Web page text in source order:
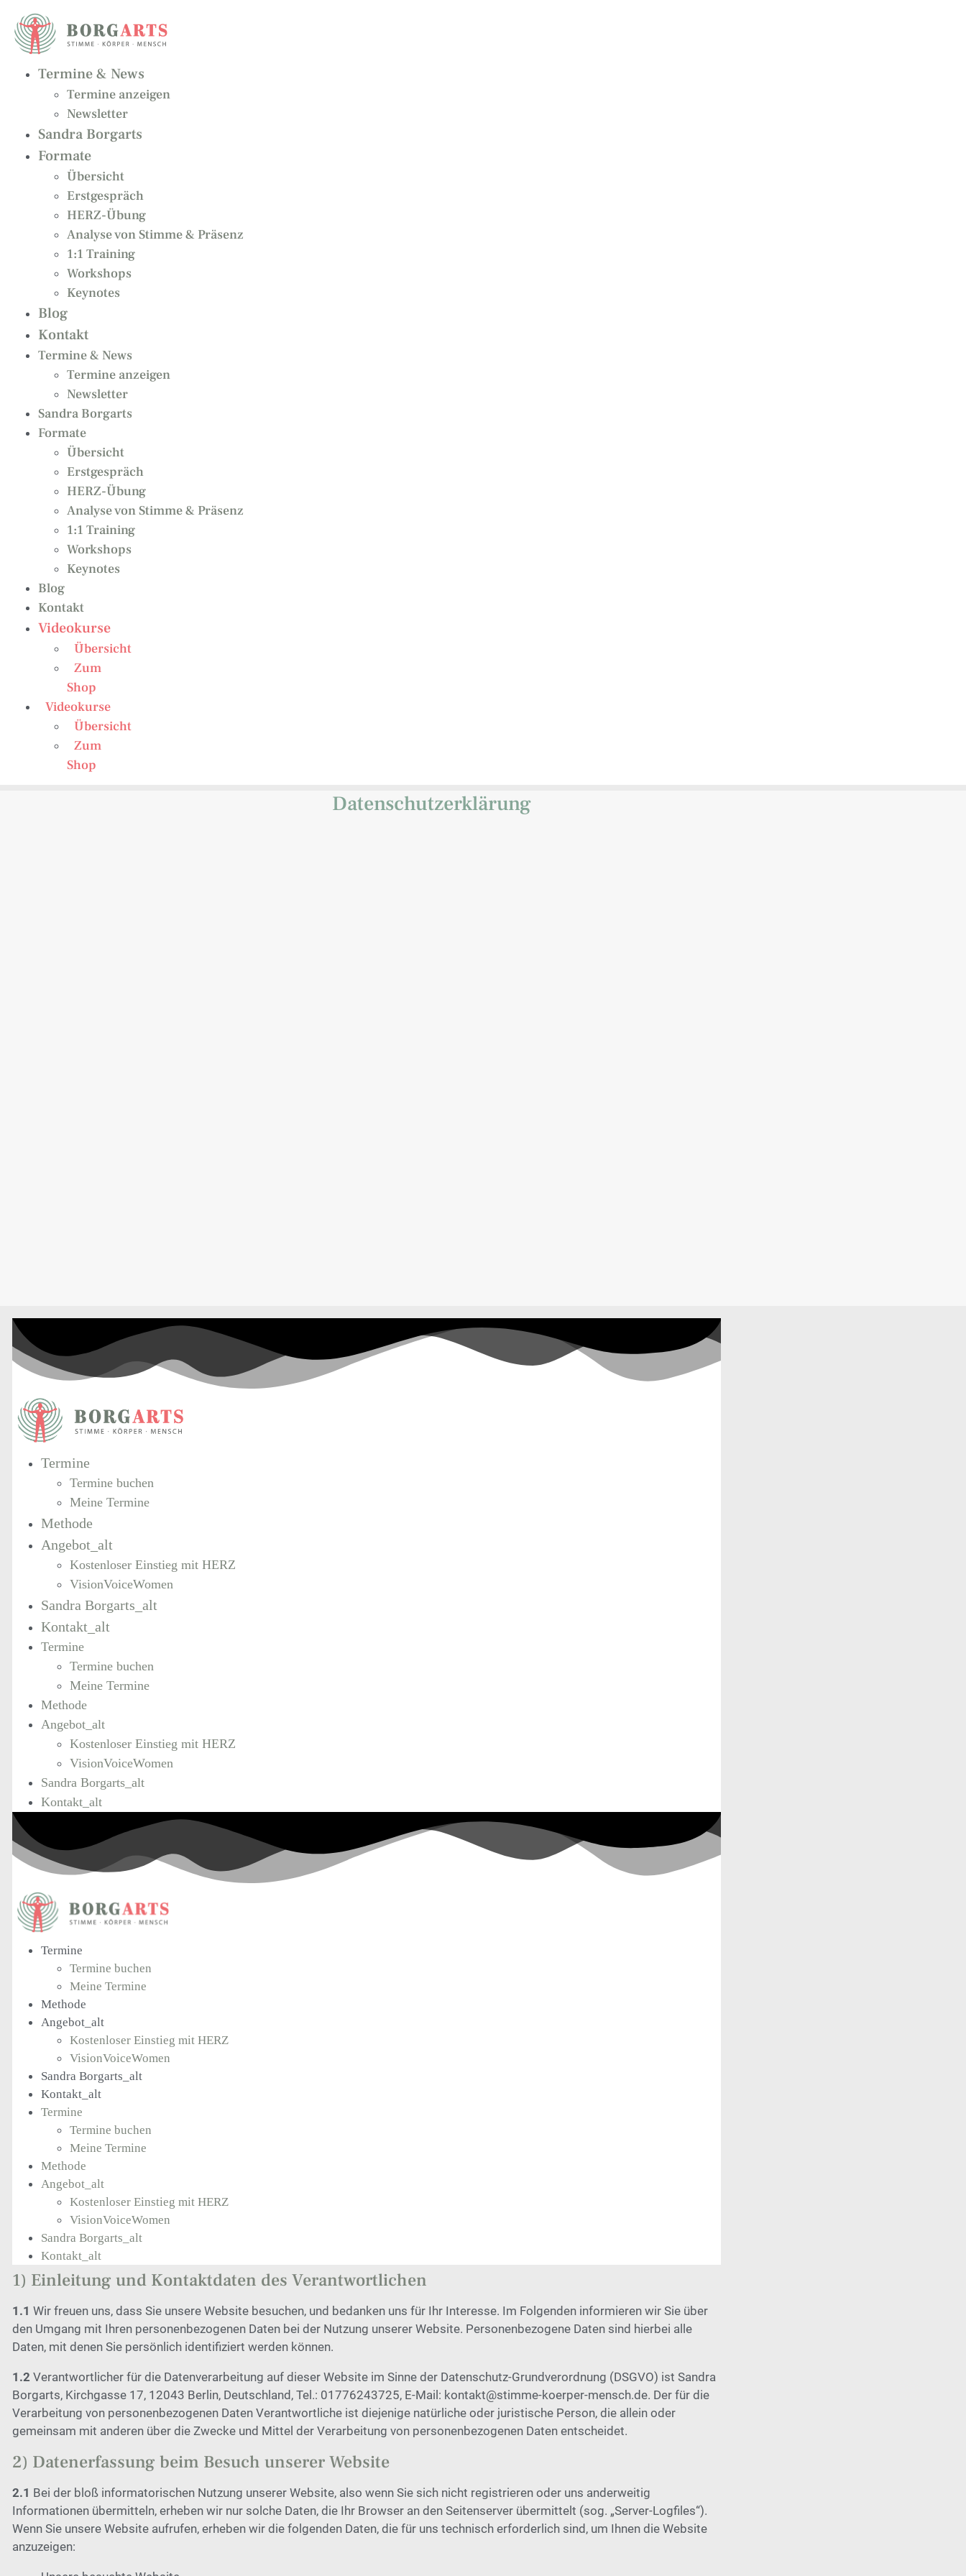
Inhalt
springen
Termine & News
Termine anzeigen
Newsletter
Sandra Borgarts
Formate
Übersicht
Erstgespräch
HERZ-Übung
Analyse von Stimme & Präsenz
1:1 Training
Workshops
Keynotes
Blog
Kontakt
Termine & News
Termine anzeigen
Newsletter
Sandra Borgarts
Formate
Übersicht
Erstgespräch
HERZ-Übung
Analyse von Stimme & Präsenz
1:1 Training
Workshops
Keynotes
Blog
Kontakt
Videokurse
Übersicht
Zum
Shop
Videokurse
Übersicht
Zum
Shop
Datenschutzerklärung
Termine
Termine buchen
Meine Termine
Methode
Angebot_alt
Kostenloser Einstieg mit HERZ
VisionVoiceWomen
Sandra Borgarts_alt
Kontakt_alt
Termine
Termine buchen
Meine Termine
Methode
Angebot_alt
Kostenloser Einstieg mit HERZ
VisionVoiceWomen
Sandra Borgarts_alt
Kontakt_alt
Termine
Termine buchen
Meine Termine
Methode
Angebot_alt
Kostenloser Einstieg mit HERZ
VisionVoiceWomen
Sandra Borgarts_alt
Kontakt_alt
Termine
Termine buchen
Meine Termine
Methode
Angebot_alt
Kostenloser Einstieg mit HERZ
VisionVoiceWomen
Sandra Borgarts_alt
Kontakt_alt
1) Einleitung und Kontaktdaten des Verantwortlichen
1.1 Wir freuen uns, dass Sie unsere Website besuchen, und bedanken uns für Ihr Interesse. Im Folgenden informieren wir Sie über
den Umgang mit Ihren personenbezogenen Daten bei der Nutzung unserer Website. Personenbezogene Daten sind hierbei alle
Daten, mit denen Sie persönlich identifiziert werden können.
1.2 Verantwortlicher für die Datenverarbeitung auf dieser Website im Sinne der Datenschutz-Grundverordnung (DSGVO) ist Sandra
Borgarts, Kirchgasse 17, 12043 Berlin, Deutschland, Tel.: 01776243725, E-Mail: kontakt@stimme-koerper-mensch.de. Der für die
Verarbeitung von personenbezogenen Daten Verantwortliche ist diejenige natürliche oder juristische Person, die allein oder
gemeinsam mit anderen über die Zwecke und Mittel der Verarbeitung von personenbezogenen Daten entscheidet.
2) Datenerfassung beim Besuch unserer Website
2.1 Bei der bloß informatorischen Nutzung unserer Website, also wenn Sie sich nicht registrieren oder uns anderweitig
Informationen übermitteln, erheben wir nur solche Daten, die Ihr Browser an den Seitenserver übermittelt (sog. „Server-Logfiles“).
Wenn Sie unsere Website aufrufen, erheben wir die folgenden Daten, die für uns technisch erforderlich sind, um Ihnen die Website
anzuzeigen: